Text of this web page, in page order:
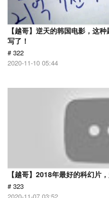
【越哥】逆天的韩国电影，这
写了！
# 322
2020-11-10 05:44
【越哥】2018年最好的科幻片
# 323